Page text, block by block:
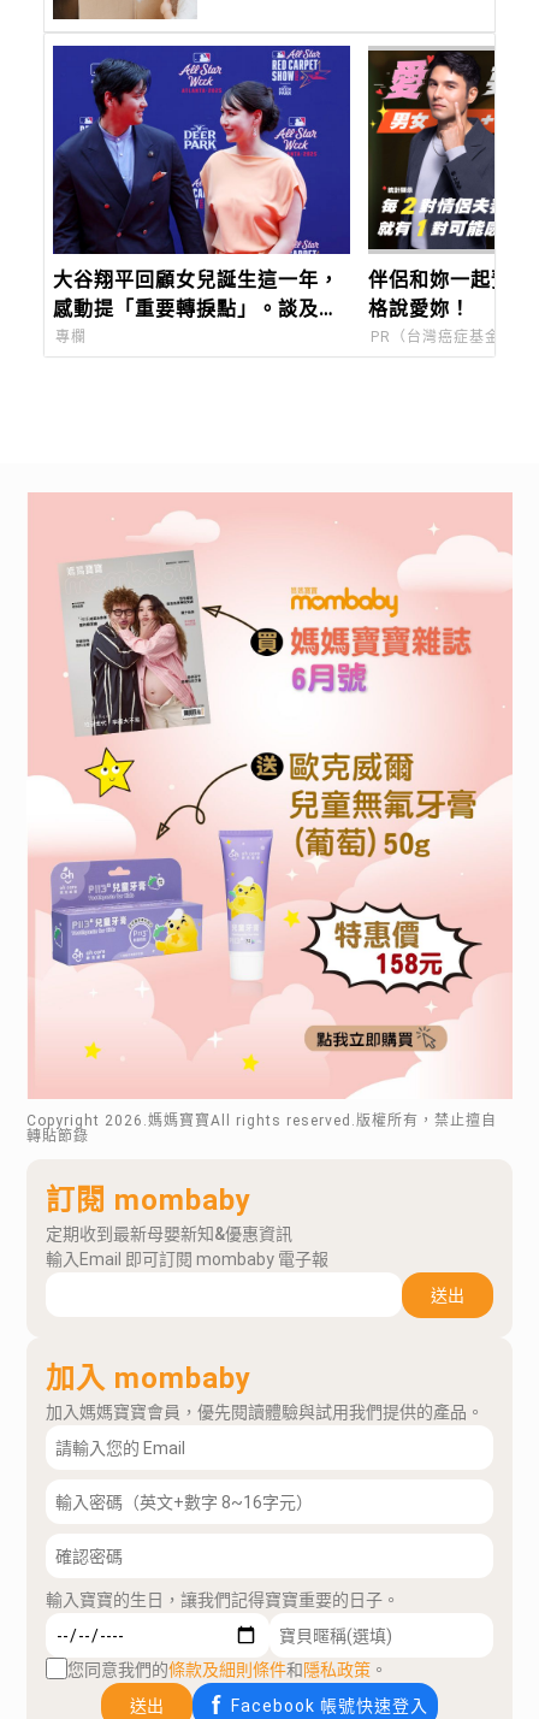
「妳。」
大谷翔平回顧女兒誕生這一年，
感動提「重要轉捩點」。談及日
常陪真美子追劇！
專欄
伴侶和妳一起預防
格說愛妳！
PR（台灣癌症基金會）
Copyright 2026 .媽媽寶寶All rights reserved.版權所有，禁止擅自
轉貼節錄
訂閱 mombaby
定期收到最新母嬰新知&優惠資訊
輸入Email 即可訂閱 mombaby 電子報
送出
加入 mombaby
加入媽媽寶寶會員，優先閱讀體驗與試用我們提供的產品。
輸入寶寶的生日，讓我們記得寶寶重要的日子。
您同意我們的條款及細則條件和隱私政策 。
送出
Facebook 帳號快速登入